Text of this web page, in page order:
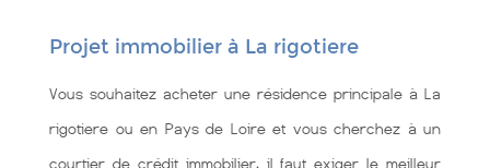
Projet immobilier à La rigotiere
Vous souhaitez acheter une résidence principale à La
rigotiere ou en Pays de Loire et vous cherchez à un
courtier de crédit immobilier, il faut exiger le meilleur